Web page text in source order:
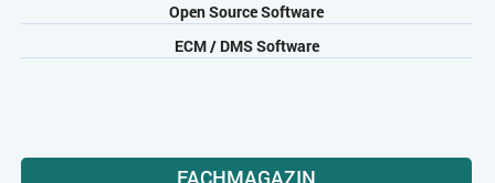
Open Source Software
ECM / DMS Software
FACHMAGAZIN